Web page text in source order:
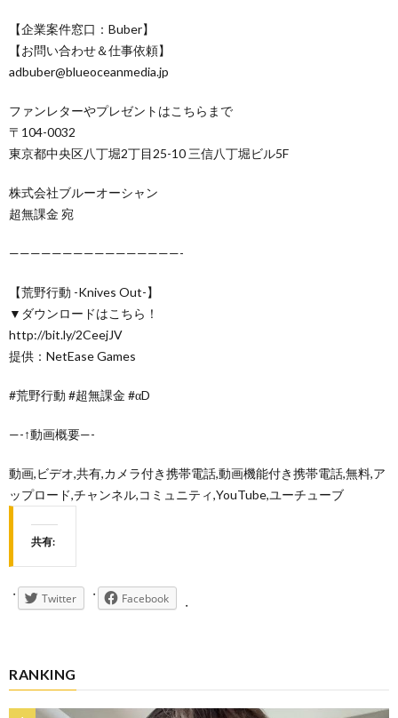
【企業案件窓口：Buber】
【お問い合わせ＆仕事依頼】
adbuber@blueoceanmedia.jp
ファンレターやプレゼントはこちらまで
〒104-0032
東京都中央区八丁堀2丁目25-10 三信八丁堀ビル5F
株式会社ブルーオーシャン
超無課金 宛
————————————————-
【荒野行動 -Knives Out-】
▼ダウンロードはこちら！
http://bit.ly/2CeejJV
提供：NetEase Games
#荒野行動 #超無課金 #αD
—-↑動画概要—-
動画,ビデオ,共有,カメラ付き携帯電話,動画機能付き携帯電話,無料,ア
ップロード,チャンネル,コミュニティ,YouTube,ユーチューブ
共有:
Twitter Facebook
RANKING